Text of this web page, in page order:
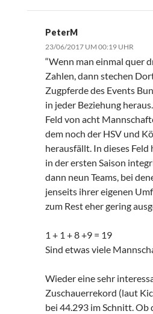
PeterM
23/06/2017 UM 00:19 UHR
“Wenn man einmal quer
Zahlen, dann stechen
Zugpferde des Events
in jeder Beziehung
Feld von acht
dem noch der HSV und
herausfällt. In dieses Feld
in der ersten Saison
dann neun Teams, bei
jenseits ihrer eigenen
zum Rest eher gering
1 + 1 + 8 +9 = 19
Sind etwas viele
Wieder eine sehr
Zuschauerrekord (laut
bei 44.293 im Schnitt. Ob